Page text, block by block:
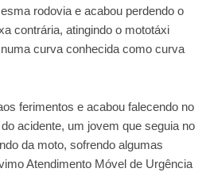
rodovia e acabou perdendo o
contrária, atingindo o mototáxi
curva conhecida como curva
ferimentos e acabou falecendo no
acidente, um jovem que seguia no
da moto, sofrendo algumas
Atendimento Móvel de Urgência